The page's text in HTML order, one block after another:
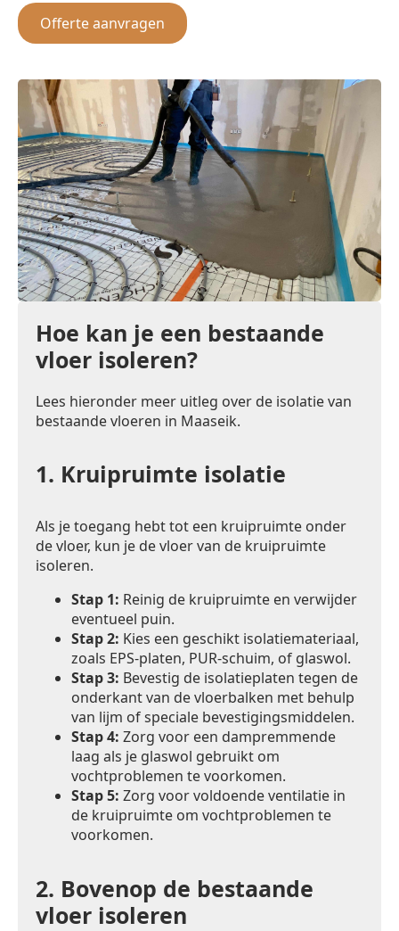
Offerte aanvragen
Hoe kan je een bestaande
vloer isoleren?
Lees hieronder meer uitleg over de isolatie van
bestaande vloeren in Maaseik.
1. Kruipruimte isolatie
Als je toegang hebt tot een kruipruimte onder
de vloer, kun je de vloer van de kruipruimte
isoleren.
Stap 1: Reinig de kruipruimte en verwijder
eventueel puin.
Stap 2: Kies een geschikt isolatiemateriaal,
zoals EPS-platen, PUR-schuim, of glaswol.
Stap 3: Bevestig de isolatieplaten tegen de
onderkant van de vloerbalken met behulp
van lijm of speciale bevestigingsmiddelen.
Stap 4: Zorg voor een dampremmende
laag als je glaswol gebruikt om
vochtproblemen te voorkomen.
Stap 5: Zorg voor voldoende ventilatie in
de kruipruimte om vochtproblemen te
voorkomen.
2. Bovenop de bestaande
vloer isoleren